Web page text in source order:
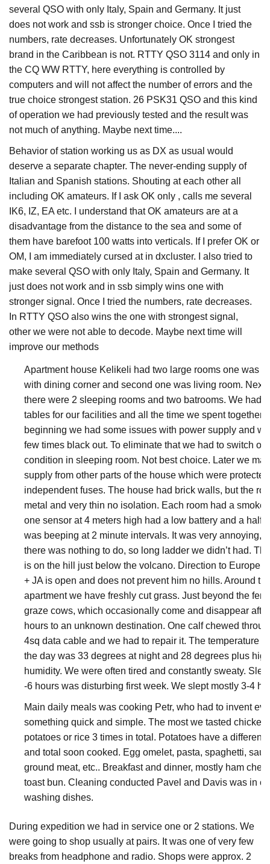
several QSO with only Italy, Spain and Germany. It just
does not work and ssb is stronger choice. Once I tried the
numbers, rate decreases. Unfortunately OK strongest
brand in the Caribbean is not. RTTY QSO 3114 and only in
the CQ WW RTTY, here everything is controlled by
computers and will not affect the number of errors and the
true choice strongest station. 26 PSK31 QSO and this kind
of operation we had previously tested and the result was
not much of anything. Maybe next time....
Behavior of station working us as DX as usual would
deserve a separate chapter. The never-ending supply of
Italian and Spanish stations. Shouting at each other all
including OK amateurs. If I ask OK only , calls me several
IK6, IZ, EA etc. I understand that OK amateurs are at a
disadvantage from the distance to the sea and some of
them have barefoot 100 watts into verticals. If I prefer OK or
OM, I am immediately cursed at in dxcluster. I also tried to
make several QSO with only Italy, Spain and Germany. It
just does not work and in ssb simply wins one with
stronger signal. Once I tried the numbers, rate decreases.
In RTTY QSO also wins the one with strongest signal,
other we were not able to decode. Maybe next time will
improve our methods
Apartment house Kelikeli had two large rooms one was
with dining corner and second one was living room. Next
there were 2 sleeping rooms and two batrooms. We had
tables for our facilities and all the time we spent together.
beginning we had some issues with power supply and
few times black out. To eliminate that we had to switch off
condition in sleeping room. Not best choice. Later we
supply from other parts of the house which were
independent fuses. The house had brick walls, but the
metal and very thin no isolation. Each room had a smoke
one sensor at 4 meters high had a low battery and a half
was beeping at 2 minute intervals. It was very annoying,
there was nothing to do, so long ladder we didn’t had.
is on the hill just below the volcano. Direction to Europe
+ JA is open and does not prevent him no hills. Around
apartment we have freshly cut grass. Just beyond the
graze cows, which occasionally come and disappear
hours to an unknown destination. One calf chewed
4sq data cable and we had to repair it. The temperature
the day was 33 degrees at night and 28 degrees plus high
humidity. We were often tired and constantly sweaty.
-6 hours was disturbing first week. We slept mostly 3-4
Main daily meals was cooking Petr, who had to invent
something quick and simple. The most we tasted chicken
potatoes or rice 3 times in total. Potatoes have a different
and total soon cooked. Egg omelet, pasta, spaghetti,
ground meat, etc.. Breakfast and dinner, mostly ham
toast bun. Cleaning conducted Pavel and Davis was in
washing dishes.
During expedition we had in service one or 2 stations. We
were going to shop usually at pairs. It was one of very few
breaks from headphone and radio. Shops were approx. 2